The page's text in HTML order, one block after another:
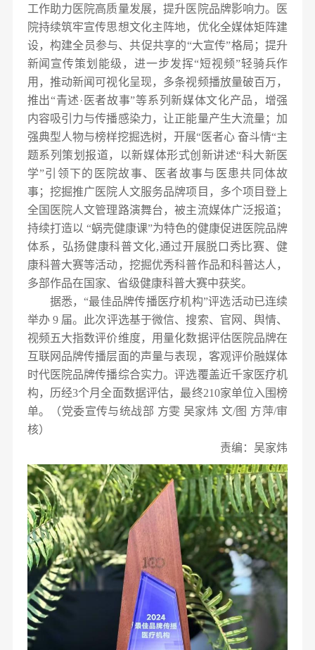
工作助力医院高质量发展，提升医院品牌影响力。医
院持续筑牢宣传思想文化主阵地，优化全媒体矩阵建
设，构建全员参与、共促共享的“大宣传”格局；提升
新闻宣传策划能级，进一步发挥“短视频”轻骑兵作
用，推动新闻可视化呈现，多条视频播放量破百万，
推出“青述·医者故事”等系列新媒体文化产品，增强
内容吸引力与传播感染力，让正能量产生大流量；加
强典型人物与榜样挖掘选树，开展“医者心 奋斗情“主
题系列策划报道，以新媒体形式创新讲述“科大新医
学”引领下的医院故事、医者故事与医患共同体故
事；挖掘推广医院人文服务品牌项目，多个项目登上
全国医院人文管理路演舞台，被主流媒体广泛报道；
持续打造以 “蜗壳健康课”为特色的健康促进医院品牌
体系，弘扬健康科普文化,通过开展脱口秀比赛、健
康科普大赛等活动，挖掘优秀科普作品和科普达人，
多部作品在国家、省级健康科普大赛中获奖。
据悉，“最佳品牌传播医疗机构”评选活动已连续
举办 9 届。此次评选基于微信、搜索、官网、舆情、
视频五大指数评价维度，用量化数据评估医院品牌在
互联网品牌传播层面的声量与表现，客观评价融媒体
时代医院品牌传播综合实力。评选覆盖近千家医疗机
构，历经3个月全面数据评估，最终210家单位入围榜
单。
（党委宣传与统战部 方雯 吴家炜 文/图 方萍/审
核）
责编：吴家炜